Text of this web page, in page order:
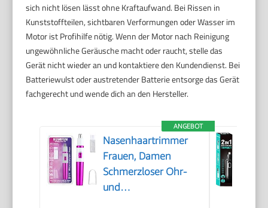
sich nicht lösen lässt ohne Kraftaufwand. Bei Rissen in
Kunststoffteilen, sichtbaren Verformungen oder Wasser im
Motor ist Profihilfe nötig. Wenn der Motor nach Reinigung
ungewöhnliche Geräusche macht oder raucht, stelle das
Gerät nicht wieder an und kontaktiere den Kundendienst. Bei
Batteriewulst oder austretender Batterie entsorge das Gerät
fachgerecht und wende dich an den Hersteller.
ANGEBOT
Nasenhaartrimmer
Frauen, Damen
Schmerzloser Ohr-
und